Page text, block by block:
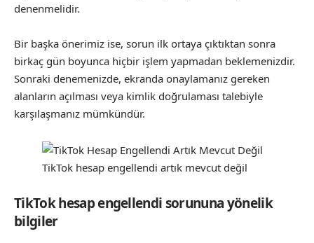
denenmelidir.
Bir başka önerimiz ise, sorun ilk ortaya çıktıktan sonra
birkaç gün boyunca hiçbir işlem yapmadan beklemenizdir.
Sonraki denemenizde, ekranda onaylamanız gereken
alanların açılması veya kimlik doğrulaması talebiyle
karşılaşmanız mümkündür.
TikTok hesap engellendi artık mevcut değil
TikTok hesap engellendi sorununa yönelik
bilgiler